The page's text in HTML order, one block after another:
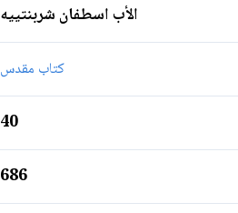
الأب اسطفان شربنتييه
كتاب مقدس
40
686